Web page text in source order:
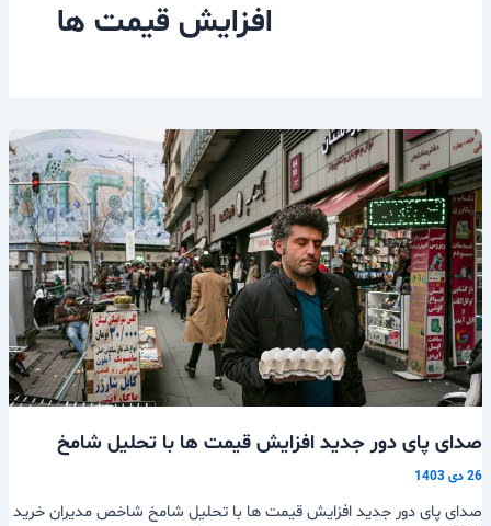
افزایش قیمت ها
صدای پای دور جدید افزایش قیمت ها با تحلیل شامخ
26 دی 1403
صدای پای دور جدید افزایش قیمت ها با تحلیل شامخ شاخص مدیران خرید